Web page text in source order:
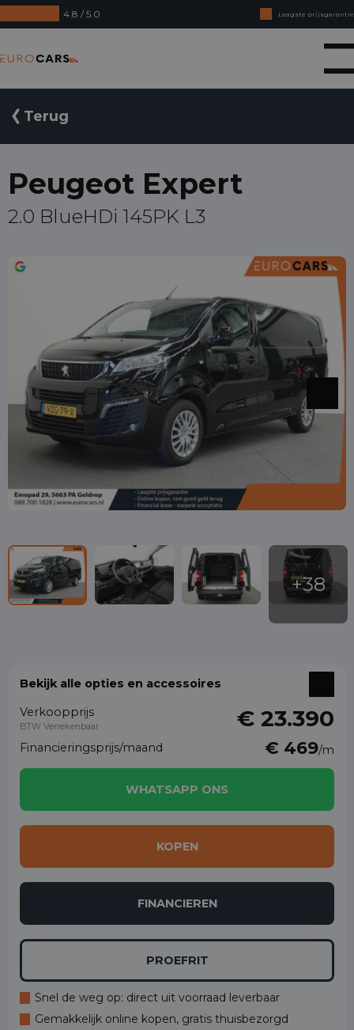
4.8 / 5.0
Laagste prijsgarantie
Online kopen, niet goed geld terug
Financial lease - Soepele acceptatie
Terug
Peugeot Expert
2.0 BlueHDi 145PK L3
Bekijk alle opties en accessoires
Verkoopprijs
BTW Verrekenbaar € 23.390
Financieringsprijs/maand € 469/m
WHATSAPP ONS
KOPEN
FINANCIEREN
PROEFRIT
Snel de weg op: direct uit voorraad leverbaar
Gemakkelijk online kopen, gratis thuisbezorgd